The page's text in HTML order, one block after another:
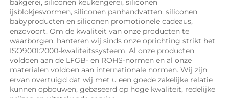
bakgerei, siliconen keukengerei, siliconen
ijsblokjesvormen, siliconen panhandvatten, siliconen
babyproducten en siliconen promotionele cadeaus,
enzovoort. Om de kwaliteit van onze producten te
waarborgen, hanteren wij sinds onze oprichting strikt het
ISO9001:2000-kwaliteitssysteem. Al onze producten
voldoen aan de LFGB- en ROHS-normen en al onze
materialen voldoen aan internationale normen. Wij zijn
ervan overtuigd dat wij met u een goede zakelijke relatie
kunnen opbouwen, gebaseerd op hoge kwaliteit, redelijke